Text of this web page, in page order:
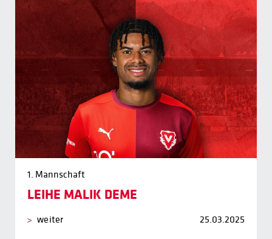
1. Mannschaft
LEIHE MALIK DEME
weiter 25.03.2025